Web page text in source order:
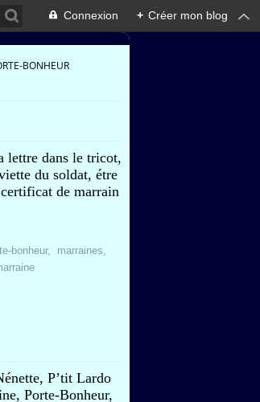
Connexion + Créer mon blog
BONHEUR
lettre dans le tricot,
du soldat, étre
de marrain
bonheur, marraines,
P’tit Lardo
Porte-Bonheur,